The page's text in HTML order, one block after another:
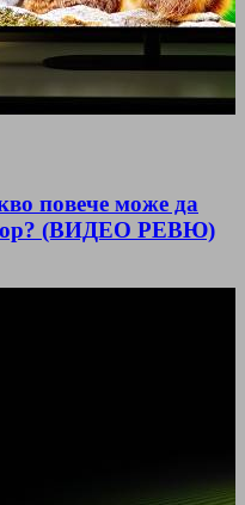
повече може да
(ВИДЕО РЕВЮ)